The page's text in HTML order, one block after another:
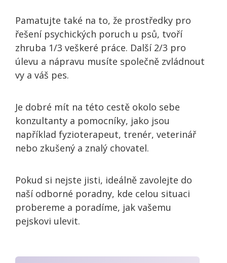
Pamatujte také na to, že prostředky pro
řešení psychických poruch u psů, tvoří
zhruba 1/3 veškeré práce. Další 2/3 pro
úlevu a nápravu musíte společně zvládnout
vy a váš pes.
Je dobré mít na této cestě okolo sebe
konzultanty a pomocníky, jako jsou
například fyzioterapeut, trenér, veterinář
nebo zkušený a znalý chovatel.
Pokud si nejste jisti, ideálně zavolejte do
naší odborné poradny, kde celou situaci
probereme a poradíme, jak vašemu
pejskovi ulevit.